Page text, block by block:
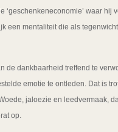
‘geschenkeneconomie’ waar hij
een mentaliteit die als
de dankbaarheid treffend te
emotie te ontleden. Dat is
jaloezie en leedvermaak,
op.